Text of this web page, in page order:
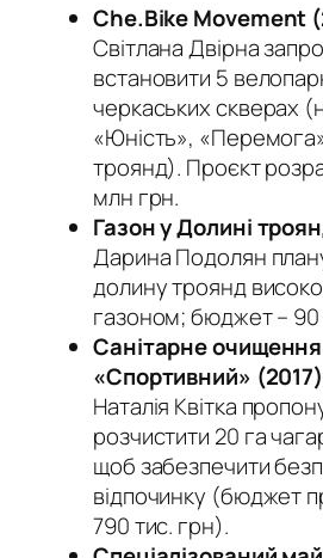
Che.Bike Movement
Світлана Двірна
встановити 5
черкаських скверах
«Юність»,
троянд). Проєкт
млн грн.
Газон у Долині
Дарина Подолян
долину троянд
газоном; бюджет – 90
Санітарне
«Спортивний» (2017)
Наталія Квітка
розчистити 20 га
щоб забезпечити
відпочинку (бюджет
790 тис. грн).